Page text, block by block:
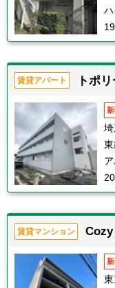
賃貸アパート トポ
賃貸マンション